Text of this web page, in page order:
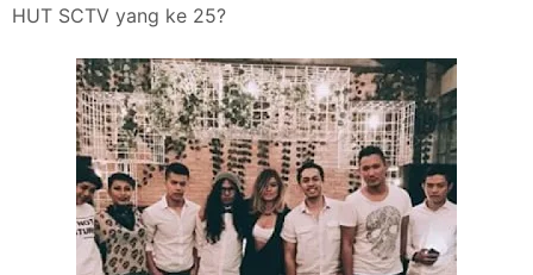
HUT SCTV yang ke 25?